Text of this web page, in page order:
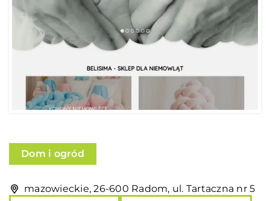
Dom i ogród
mazowieckie, 26-600 Radom, ul. Tartaczna nr 5